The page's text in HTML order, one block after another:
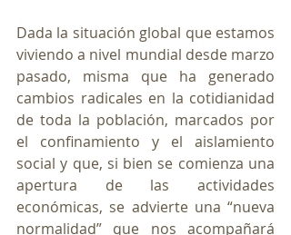
Dada la situación global que estamos
viviendo a nivel mundial desde marzo
pasado, misma que ha generado
cambios radicales en la cotidianidad
de toda la población, marcados por
el confinamiento y el aislamiento
social y que, si bien se comienza una
apertura de las actividades
económicas, se advierte una “nueva
normalidad” que nos acompañará